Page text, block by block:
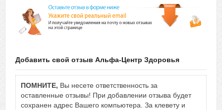
Добавить свой отзыв Альфа-Центр Здоровья
ПОМНИТЕ, Вы несете ответственность за
оставленные отзывы! При добавлении отзыва будет
сохранен адрес Вашего компьютера. За клевету и